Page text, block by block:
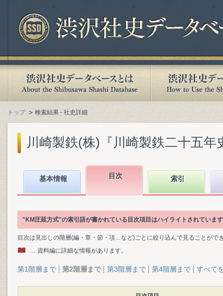
トップ 検索結果 - 社史詳細
川崎製鉄(株)『川崎製鉄二十五年
基本情報 目次 索引
"KM圧延方式"の索引語が書かれている目次項目はハイライトされていま
目次は見出しの階層(編・章・節・項…など)ごとに絞り込んで見ることがで
… 資料編に詳細な情報があります。
第1階層まで 第2階層まで 第3階層まで 第4階層まで すべて